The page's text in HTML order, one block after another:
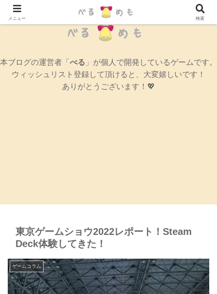
辛口女性ゲームブログ
本ブログの運営者「 べる 」が個人で開発しているゲームです。
ウィッシュリスト登録して頂けると、大変嬉しいです！
ありがとうございます！💖
東京ゲームショウ2022レポート！Steam
Deck体験してきた！
ゲームコラム
メニュー 検索